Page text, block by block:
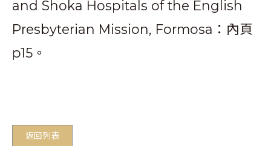
and Shoka Hospitals of the English
Presbyterian Mission, Formosa：內頁
p15。
返回列表